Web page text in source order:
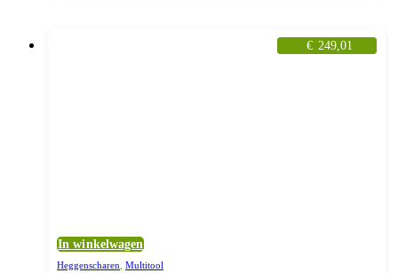
€ 249,01
In winkelwagen
Heggenscharen Multitool